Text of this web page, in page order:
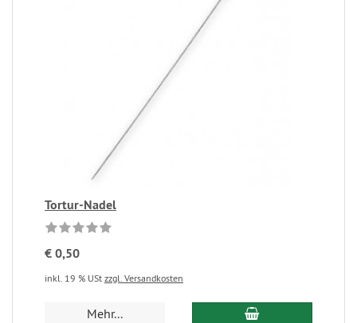
Tortur-Nadel
€ 0,50
inkl. 19 % USt zzgl. Versandkosten
Mehr...